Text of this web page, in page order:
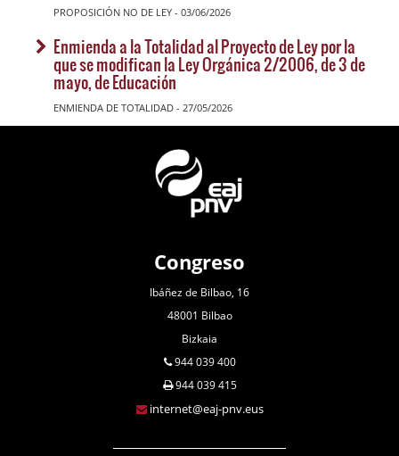
PROPOSICIÓN NO DE LEY - 03/06/2026
Enmienda a la Totalidad al Proyecto de Ley por la
que se modifican la Ley Orgánica 2/2006, de 3 de
mayo, de Educación
ENMIENDA DE TOTALIDAD - 27/05/2026
Congreso
Ibáñez de Bilbao, 16
48001 Bilbao
Bizkaia
944 039 400
944 039 415
internet@eaj-pnv.eus